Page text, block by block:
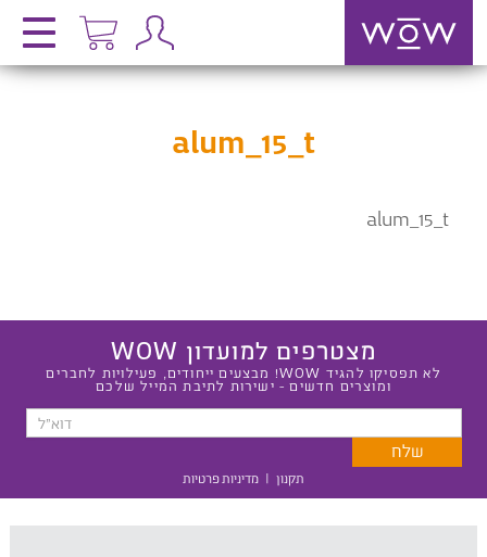
alum_15_t
alum_15_t
מצטרפים למועדון WOW
לא תפסיקו להגיד WOW! מבצעים ייחודים, פעילויות לחברים
ומוצרים חדשים - ישירות לתיבת המייל שלכם
תקנון | מדיניות פרטיות